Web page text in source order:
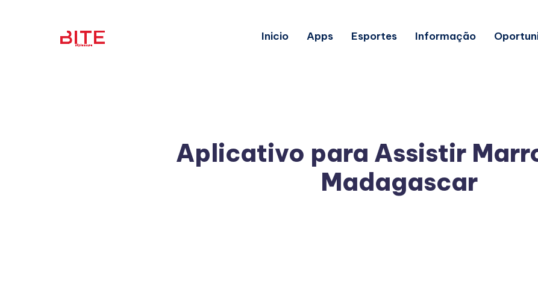
Inicio Apps Esportes Informação
Aplicativo para Assistir
Madagascar